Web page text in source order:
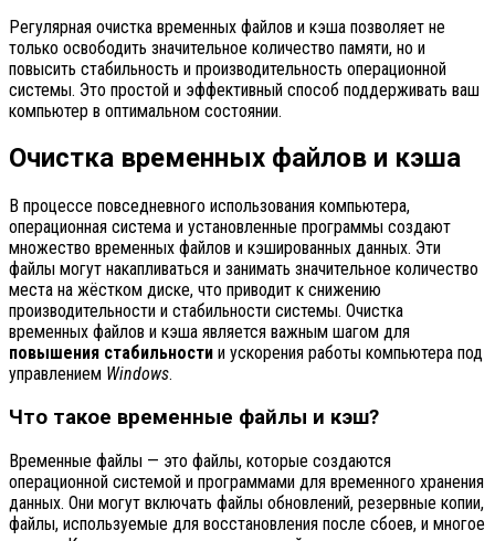
Регулярная очистка временных файлов и кэша позволяет не
только освободить значительное количество памяти, но и
повысить стабильность и производительность операционной
системы. Это простой и эффективный способ поддерживать ваш
компьютер в оптимальном состоянии.
Очистка временных файлов и кэша
В процессе повседневного использования компьютера,
операционная система и установленные программы создают
множество временных файлов и кэшированных данных. Эти
файлы могут накапливаться и занимать значительное количество
места на жёстком диске, что приводит к снижению
производительности и стабильности системы. Очистка
временных файлов и кэша является важным шагом для
повышения стабильности и ускорения работы компьютера под
управлением Windows.
Что такое временные файлы и кэш?
Временные файлы — это файлы, которые создаются
операционной системой и программами для временного хранения
данных. Они могут включать файлы обновлений, резервные копии,
файлы, используемые для восстановления после сбоев, и многое